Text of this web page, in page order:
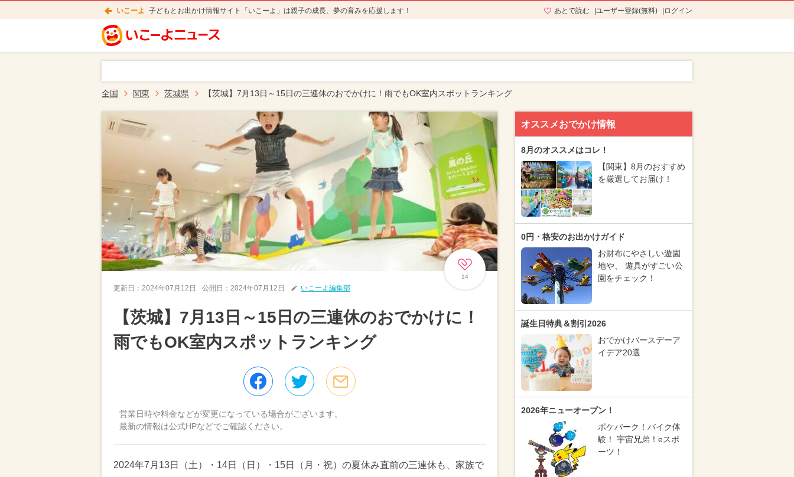
いこーよ 子どもとお出かけ情報サイト「いこーよ」は親子の成長、夢の育みを応援します！ あとで読む ユーザー登録(無料) ログイン
全国 関東 茨城県 【茨城】7月13日～15日の三連休のおでかけに！雨でもOK室内スポットランキング
14
更新日： 2024年07月12日 公開日： 2024年07月12日 いこーよ編集部
【茨城】7月13日～15日の三連休のおでかけに！
雨でもOK室内スポットランキング
営業日時や料金などが変更になっている場合がございます。
最新の情報は公式HPなどでご確認ください。
2024年7月13日（土）・14日（日）・15日（月・祝）の夏休み直前の三連休も、家族で
オススメおでかけ情報
8月のオススメはコレ！
【関東】8月のおすすめ
を厳選してお届け！
0円・格安のお出かけガイド
お財布にやさしい遊園
地や、 遊具がすごい公
園をチェック！
誕生日特典＆割引2026
おでかけバースデーア
イデア20選
2026年ニューオープン！
ポケパーク！バイク体
験！ 宇宙兄弟！eスポ
ーツ！